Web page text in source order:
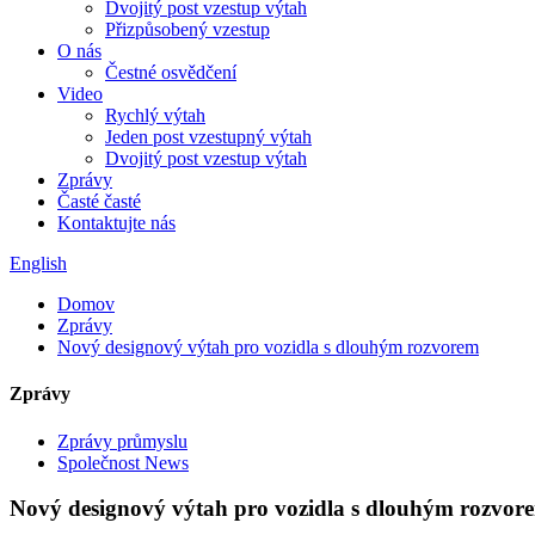
Dvojitý post vzestup výtah
Přizpůsobený vzestup
O nás
Čestné osvědčení
Video
Rychlý výtah
Jeden post vzestupný výtah
Dvojitý post vzestup výtah
Zprávy
Časté časté
Kontaktujte nás
English
Domov
Zprávy
Nový designový výtah pro vozidla s dlouhým rozvorem
Zprávy
Zprávy průmyslu
Společnost News
Nový designový výtah pro vozidla s dlouhým